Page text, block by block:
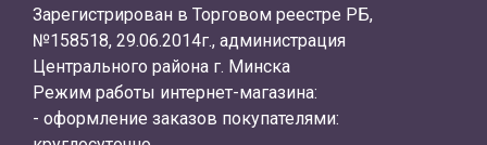
Зарегистрирован в Торговом реестре РБ,
№158518, 29.06.2014г., администрация
Центрального района г. Минска
Режим работы интернет-магазина:
- оформление заказов покупателями: